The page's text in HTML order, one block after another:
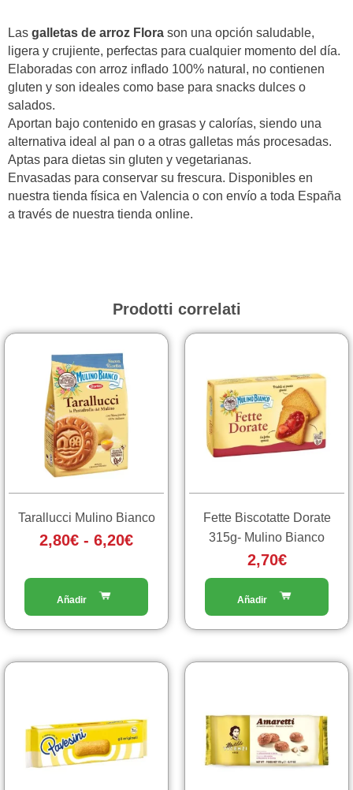
Las galletas de arroz Flora son una opción saludable,
ligera y crujiente, perfectas para cualquier momento del día.
Elaboradas con arroz inflado 100% natural, no contienen
gluten y son ideales como base para snacks dulces o
salados.
Aportan bajo contenido en grasas y calorías, siendo una
alternativa ideal al pan o a otras galletas más procesadas.
Aptas para dietas sin gluten y vegetarianas.
Envasadas para conservar su frescura. Disponibles en
nuestra tienda física en Valencia o con envío a toda España
a través de nuestra tienda online.
Prodotti correlati
Tarallucci Mulino Bianco
2,80€ - 6,20€
Fascia
varianti.
possono
nella
pagina
prodotto
Fette Biscotatte Dorate
315g- Mulino Bianco
2,70€
Fascia
da
2,10€
varianti.